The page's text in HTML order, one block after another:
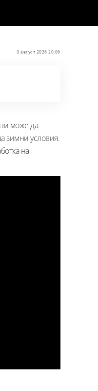
3 август 2026 20:06
може да
зимни условия.
на